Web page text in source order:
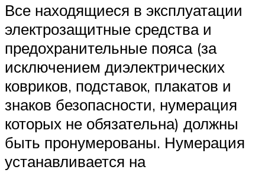
Все находящиеся в эксплуатации
электрозащитные средства и
предохранительные пояса (за
исключением диэлектрических
ковриков, подставок, плакатов и
знаков безопасности, нумерация
которых не обязательна) должны
быть пронумерованы. Нумерация
устанавливается на